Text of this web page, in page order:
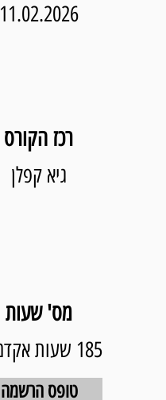
11.02.2026
רכז הקורס
גיא קפלן
מס' שעות
185 שעות אקדמיות
טופס הרשמה